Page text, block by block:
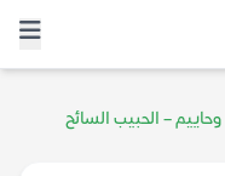
وحاييم – الحبيب السائح